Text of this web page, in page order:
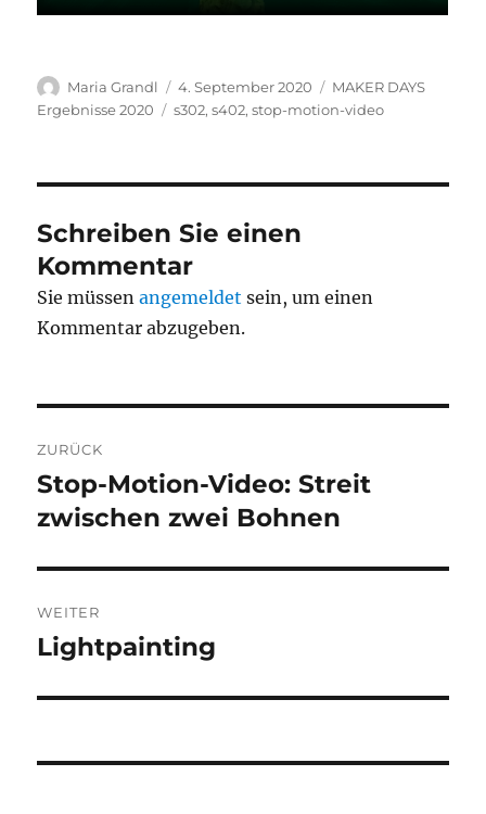
Autor
Maria Grandl
Veröffentlicht
am
4. September 2020 Kategorien
MAKER DAYS
Ergebnisse 2020
Schlagwörter
s302,s402,stop-motion-video
Schreiben Sie einen
Kommentar
Sie müssenangemeldet sein, um einen
Kommentar abzugeben.
ZURÜCK
Vorheriger
Beitrag:
Stop-Motion-Video: Streit
zwischen zwei Bohnen
WEITER
Nächster
Lightpainting